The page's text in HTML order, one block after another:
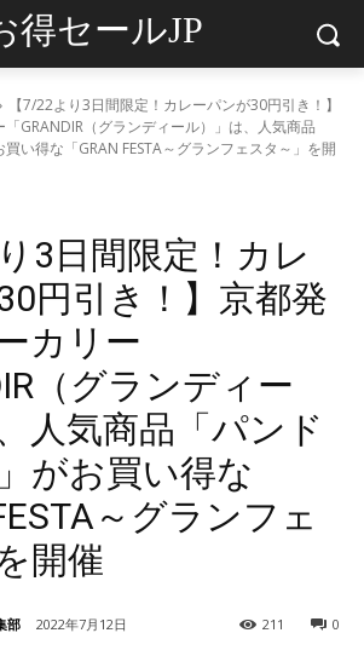
得セールJP
【7/22より3日間限定！カレーパンが30円引き！】
GRANDIR（グランディール）」は、人気商品
買い得な「GRAN FESTA～グランフェスタ～」を開
3日間限定！カレ
円引き！】京都発
カリー
（グランディー
人気商品「パンド
がお買い得な
～グランフェ
開催
部 2022年7月12日 0
211